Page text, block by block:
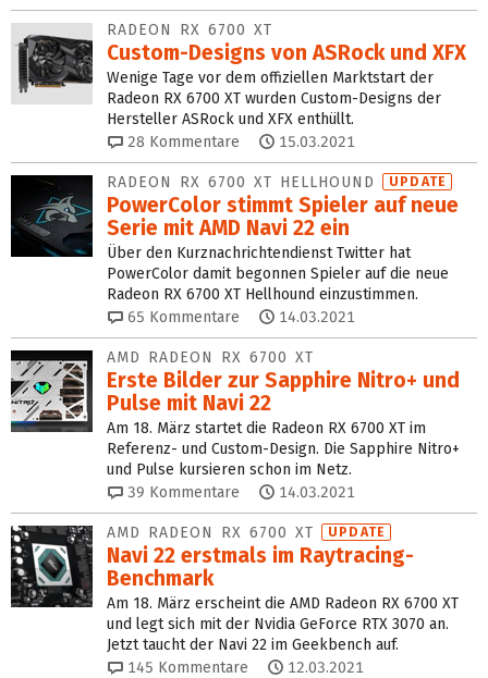
RADEON RX 6700 XT
Custom-Designs von ASRock und XFX
Wenige Tage vor dem offiziellen Marktstart der
Radeon RX 6700 XT wurden Custom-Designs der
Hersteller ASRock und XFX enthüllt.
28 Kommentare 15.03.2021
RADEON RX 6700 XT HELLHOUND UPDATE
PowerColor stimmt Spieler auf neue
Serie mit AMD Navi 22 ein
Über den Kurznachrichtendienst Twitter hat
PowerColor damit begonnen Spieler auf die neue
Radeon RX 6700 XT Hellhound einzustimmen.
65 Kommentare 14.03.2021
AMD RADEON RX 6700 XT
Erste Bilder zur Sapphire Nitro+ und
Pulse mit Navi 22
Am 18. März startet die Radeon RX 6700 XT im
Referenz- und Custom-Design. Die Sapphire Nitro+
und Pulse kursieren schon im Netz.
39 Kommentare 14.03.2021
AMD RADEON RX 6700 XT UPDATE
Navi 22 erstmals im Raytracing-
Benchmark
Am 18. März erscheint die AMD Radeon RX 6700 XT
und legt sich mit der Nvidia GeForce RTX 3070 an.
Jetzt taucht der Navi 22 im Geekbench auf.
145 Kommentare 12.03.2021